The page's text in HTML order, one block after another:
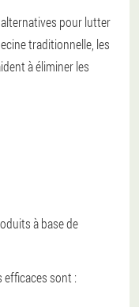
pour lutter
traditionnelle, les
à éliminer les
à base de
sont :